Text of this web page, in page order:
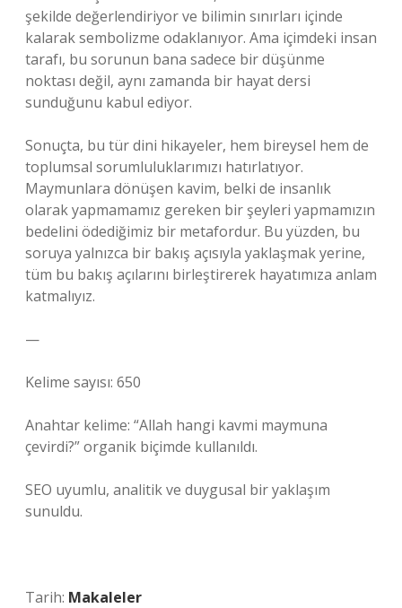
şekilde değerlendiriyor ve bilimin sınırları içinde
kalarak sembolizme odaklanıyor. Ama içimdeki insan
tarafı, bu sorunun bana sadece bir düşünme
noktası değil, aynı zamanda bir hayat dersi
sunduğunu kabul ediyor.
Sonuçta, bu tür dini hikayeler, hem bireysel hem de
toplumsal sorumluluklarımızı hatırlatıyor.
Maymunlara dönüşen kavim, belki de insanlık
olarak yapmamamız gereken bir şeyleri yapmamızın
bedelini ödediğimiz bir metafordur. Bu yüzden, bu
soruya yalnızca bir bakış açısıyla yaklaşmak yerine,
tüm bu bakış açılarını birleştirerek hayatımıza anlam
katmalıyız.
—
Kelime sayısı: 650
Anahtar kelime: “Allah hangi kavmi maymuna
çevirdi?” organik biçimde kullanıldı.
SEO uyumlu, analitik ve duygusal bir yaklaşım
sunuldu.
Tarih: Makaleler